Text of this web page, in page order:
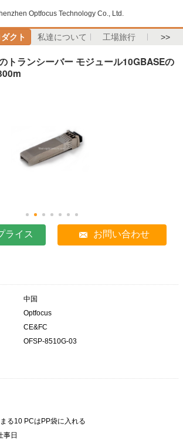
Optfocus Technology Co., Ltd.
クト 私達について 工場旅行 >>
トランシーバー モジュール10GBASEの
ライス お問い合わせ
中国
Optfocus
CE&FC
OFSP-8510G-03
る10 PCはPP袋に入れる
事日